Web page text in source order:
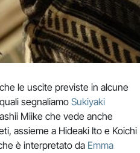
le uscite previste in alcune
segnaliamo Sukiyaki
Miike che vede anche
assieme a Hideaki Ito e Koichi
è interpretato da Emma